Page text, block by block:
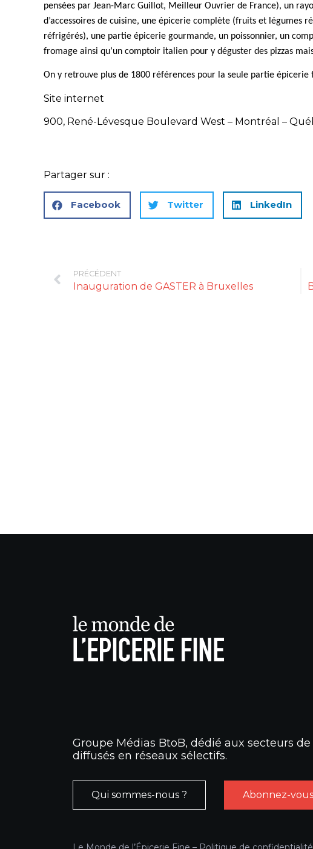
pensées par Jean-Marc Guillot, Meilleur Ouvrier de France), un
d’accessoires de cuisine, une épicerie complète (fruits et légumes
réfrigérés), une partie épicerie gourmande, un poissonnier, un
fromage ainsi qu’un comptoir italien pour y déguster des pizzas
On y retrouve plus de 1800 références pour la seule partie épicerie
Site internet
900, René-Lévesque Boulevard West – Montréal –
Partager sur :
Facebook Twitter LinkedIn
PRÉCÉDENT
Inauguration de GASTER à Bruxelles
Groupe Médias BtoB, dédié aux secteurs
diffusés en réseaux sélectifs.
Qui sommes-nous ? Abonnez-